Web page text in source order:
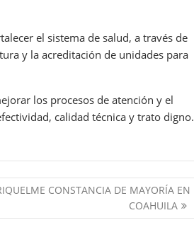
el sistema de salud, a través de
y la acreditación de unidades para
los procesos de atención y el
calidad técnica y trato digno.
CONSTANCIA DE MAYORÍA EN
COAHUILA